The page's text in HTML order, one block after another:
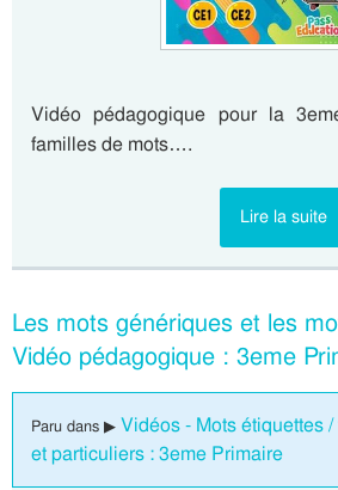
Vidéo pédagogique pour la
familles de mots….
Lire la suite
Les mots génériques et les
Vidéo pédagogique : 3eme
Paru dans ▶ Vidéos - Mots étiquettes
et particuliers : 3eme Primaire